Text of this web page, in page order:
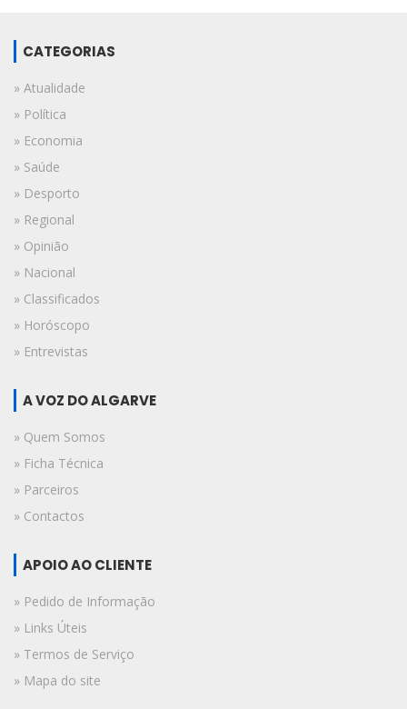
CATEGORIAS
» Atualidade
» Política
» Economia
» Saúde
» Desporto
» Regional
» Opinião
» Nacional
» Classificados
» Horóscopo
» Entrevistas
A VOZ DO ALGARVE
» Quem Somos
» Ficha Técnica
» Parceiros
» Contactos
APOIO AO CLIENTE
» Pedido de Informação
» Links Úteis
» Termos de Serviço
» Mapa do site